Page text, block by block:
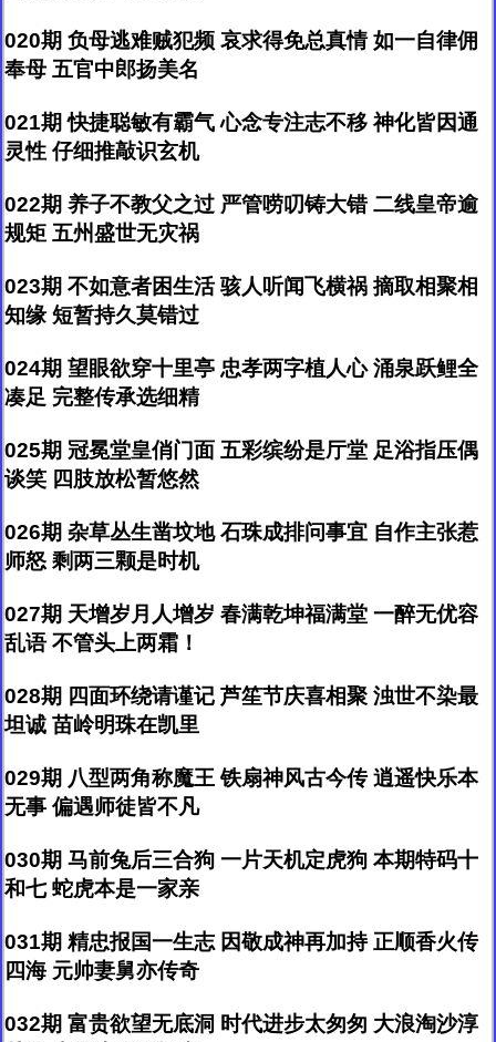
020期 负母逃难贼犯频 哀求得免总真情 如一自律佣
奉母 五官中郎扬美名
021期 快捷聪敏有霸气 心念专注志不移 神化皆因通
灵性 仔细推敲识玄机
022期 养子不教父之过 严管唠叨铸大错 二线皇帝逾
规矩 五州盛世无灾祸
023期 不如意者困生活 骇人听闻飞横祸 摘取相聚相
知缘 短暂持久莫错过
024期 望眼欲穿十里亭 忠孝两字植人心 涌泉跃鲤全
凑足 完整传承选细精
025期 冠冕堂皇俏门面 五彩缤纷是厅堂 足浴指压偶
谈笑 四肢放松暂悠然
026期 杂草丛生凿坟地 石珠成排问事宜 自作主张惹
师怒 剩两三颗是时机
027期 天增岁月人增岁 春满乾坤福满堂 一醉无优容
乱语 不管头上两霜！
028期 四面环绕请谨记 芦笙节庆喜相聚 浊世不染最
坦诚 苗岭明珠在凯里
029期 八型两角称魔王 铁扇神风古今传 逍遥快乐本
无事 偏遇师徒皆不凡
030期 马前兔后三合狗 一片天机定虎狗 本期特码十
和七 蛇虎本是一家亲
031期 精忠报国一生志 因敬成神再加持 正顺香火传
四海 元帅妻舅亦传奇
032期 富贵欲望无底洞 时代进步太匆匆 大浪淘沙淳